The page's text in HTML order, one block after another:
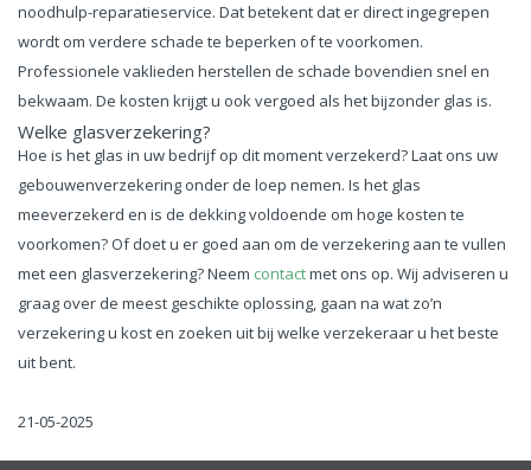
noodhulp-reparatieservice. Dat betekent dat er direct ingegrepen
wordt om verdere schade te beperken of te voorkomen.
Professionele vaklieden herstellen de schade bovendien snel en
bekwaam. De kosten krijgt u ook vergoed als het bijzonder glas is.
Welke glasverzekering?
Hoe is het glas in uw bedrijf op dit moment verzekerd? Laat ons uw
gebouwenverzekering onder de loep nemen. Is het glas
meeverzekerd en is de dekking voldoende om hoge kosten te
voorkomen? Of doet u er goed aan om de verzekering aan te vullen
met een glasverzekering? Neem contactmet ons op. Wij adviseren u
graag over de meest geschikte oplossing, gaan na wat zo’n
verzekering u kost en zoeken uit bij welke verzekeraar u het beste
uit bent.
21-05-2025